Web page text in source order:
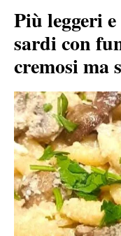
Più leggeri
sardi con
cremosi ma